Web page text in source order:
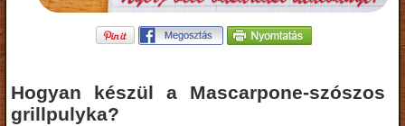
Hogyan készül a Mascarpone-szószos
grillpulyka?